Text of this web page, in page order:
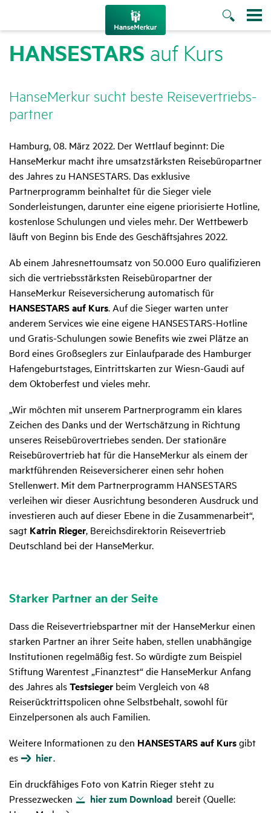
HANSE­STARS auf Kurs
HanseMerkur sucht beste Reise­ver­triebs­
partner
Hamburg, 08. März 2022. Der Wettlauf beginnt: Die
HanseMerkur macht ihre umsatzstärksten Reisebüropartner
des Jahres zu HANSESTARS. Das exklusive
Partnerprogramm beinhaltet für die Sieger viele
Sonderleistungen, darunter eine eigene priorisierte Hotline,
kostenlose Schulungen und vieles mehr. Der Wettbewerb
läuft von Beginn bis Ende des Geschäftsjahres 2022.
Ab einem Jahresnettoumsatz von 50.000 Euro qualifizieren
sich die vertriebsstärksten Reisebüropartner der
HanseMerkur Reiseversicherung automatisch für
HANSESTARS auf Kurs. Auf die Sieger warten unter
anderem Services wie eine eigene HANSESTARS-Hotline
und Gratis-Schulungen sowie Benefits wie zwei Plätze an
Bord eines Großseglers zur Einlaufparade des Hamburger
Hafengeburtstages, Eintrittskarten zur Wiesn-Gaudi auf
dem Oktoberfest und vieles mehr.
„Wir möchten mit unserem Partnerprogramm ein klares
Zeichen des Danks und der Wertschätzung in Richtung
unseres Reisebürovertriebes senden. Der stationäre
Reisebürovertrieb hat für die HanseMerkur als einem der
marktführenden Reiseversicherer einen sehr hohen
Stellenwert. Mit dem Partnerprogramm HANSESTARS
verleihen wir dieser Ausrichtung besonderen Ausdruck und
investieren auch auf dieser Ebene in die Zusammenarbeit“,
sagt Katrin Rieger, Bereichsdirektorin Reisevertrieb
Deutschland bei der HanseMerkur.
Starker Partner an der Seite
Dass die Reisevertriebspartner mit der HanseMerkur einen
starken Partner an ihrer Seite haben, stellen unabhängige
Institutionen regelmäßig fest. So würdigte zum Beispiel
Stiftung Warentest „Finanztest“ die HanseMerkur Anfang
des Jahres alsTestsieger beim Vergleich von 48
Reiserücktrittspolicen ohne Selbstbehalt, sowohl für
Einzelpersonen als auch Familien.
Weitere Informationen zu den HANSESTARS auf Kursgibt
es
hier.
Ein druckfähiges Foto von Katrin Rieger steht zu
Pressezwecken
hier zum Download bereit (Quelle: